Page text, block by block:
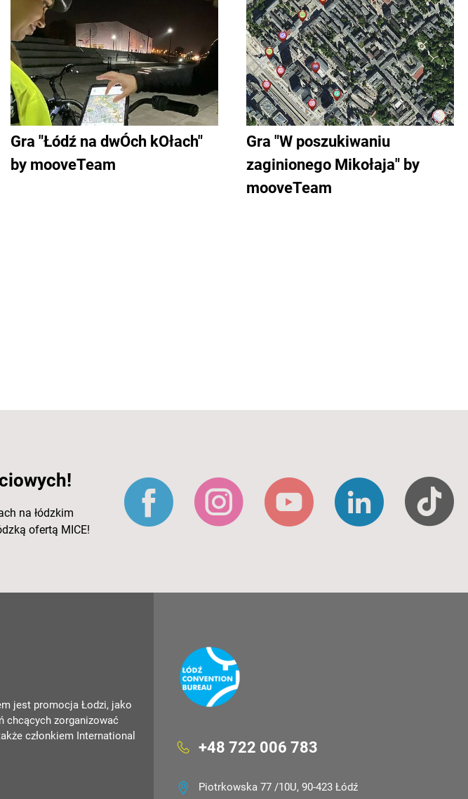
Gra "Łódź na dwÓch kOłach"
by mooveTeam
Gra "W poszukiwaniu
zaginionego Mikołaja" by
mooveTeam
na łódzkim
ofertą MICE!
jest promocja Łodzi, jako
chcących zorganizować
członkiem International
+48 722 006 783
Piotrkowska 77 /10U, 90-423 Łódź